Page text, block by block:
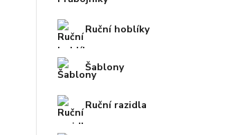
Ruční hoblíky
Šablony
Ruční razidla